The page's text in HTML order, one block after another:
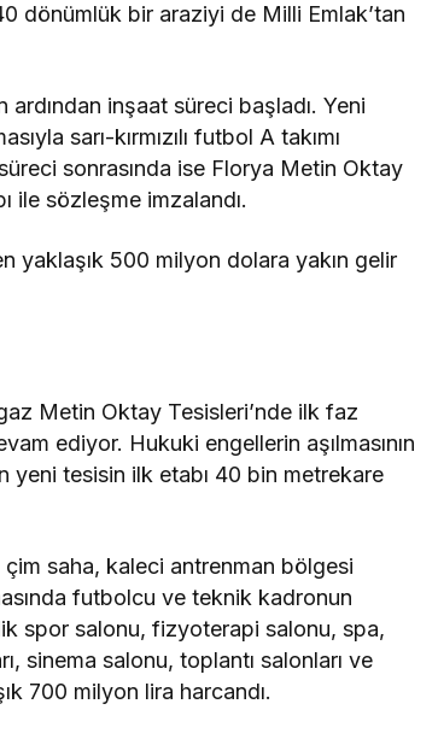
dönümlük bir araziyi de Milli Emlak’tan
inşaat süreci başladı. Yeni
sarı-kırmızılı futbol A takımı
sonrasında ise Florya Metin Oktay
ile sözleşme imzalandı.
yaklaşık 500 milyon dolara yakın gelir
Metin Oktay Tesisleri’nde ilk faz
ediyor. Hukuki engellerin aşılmasının
yeni tesisin ilk etabı 40 bin metrekare
çim saha, kaleci antrenman bölgesi
futbolcu ve teknik kadronun
spor salonu, fizyoterapi salonu, spa,
sinema salonu, toplantı salonları ve
700 milyon lira harcandı.